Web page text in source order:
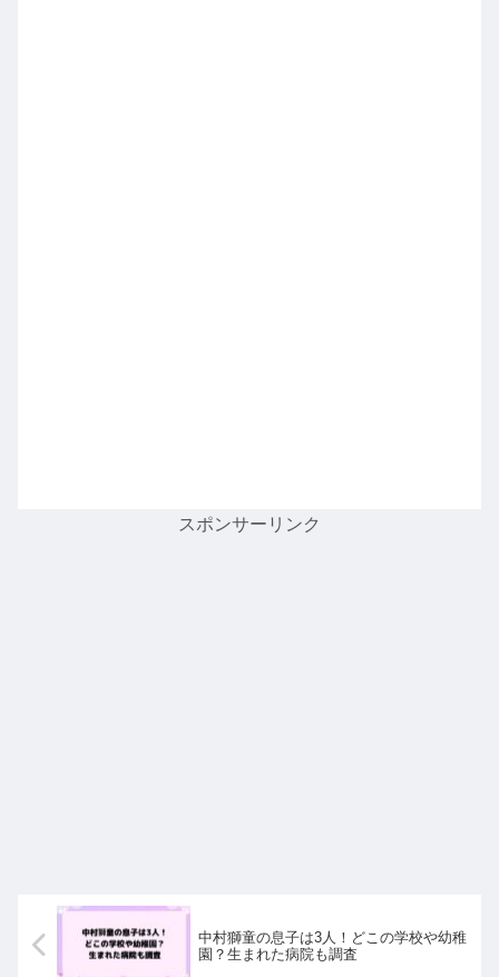
スポンサーリンク
中村獅童の息子は3人！どこの学校や幼稚
園？生まれた病院も調査